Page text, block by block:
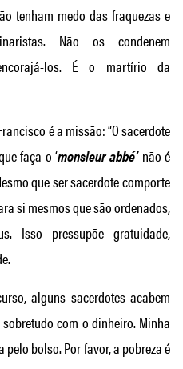
tenham medo das fraquezas e
Não os condenem
los. É o martírio da
é a missão: “O sacerdote
faça o ‘monsieur abbé’ não é
que ser sacerdote comporte
si mesmos que são ordenados,
Isso pressupõe gratuidade,
alguns sacerdotes acabem
com o dinheiro. Minha
bolso. Por favor, a pobreza é